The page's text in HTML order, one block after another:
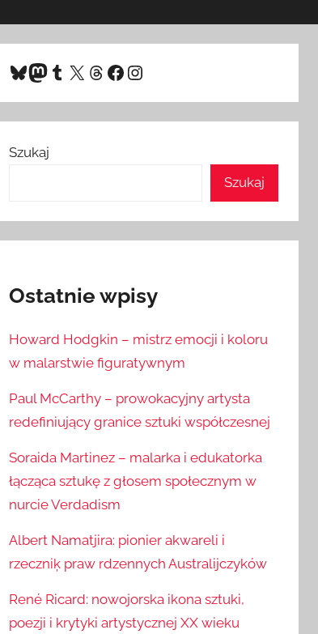
Bluesky
Mastodon
Tumblr
X Threads
Facebook
Instagram
Szukaj
Szukaj
Ostatnie wpisy
Howard Hodgkin – mistrz emocji i koloru
w malarstwie figuratywnym
Paul McCarthy – prowokacyjny artysta
redefiniujący granice sztuki współczesnej
Soraida Martinez – malarka i edukatorka
łącząca sztukę z głosem społecznym w
nurcie Verdadism
Albert Namatjira: pionier akwareli i
rzeczniķ praw rdzennych Australijczyków
René Ricard: nowojorska ikona sztuki,
poezji i krytyki artystycznej XX wieku